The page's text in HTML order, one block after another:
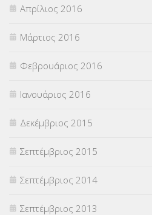
Απρίλιος 2016
Μάρτιος 2016
Φεβρουάριος 2016
Ιανουάριος 2016
Δεκέμβριος 2015
Σεπτέμβριος 2015
Σεπτέμβριος 2014
Σεπτέμβριος 2013